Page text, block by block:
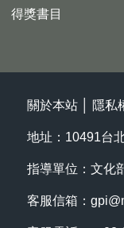
得獎書目
關於本站 隱私
地址：10491台
指導單位：文化
客服信箱：